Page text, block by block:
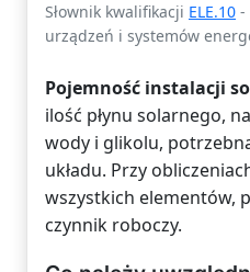
Słownik kwalifikacji ELE.10 -
urządzeń i systemów
Pojemność instalacji
ilość płynu solarnego,
wody i glikolu,
układu. Przy
wszystkich elementów,
czynnik roboczy.